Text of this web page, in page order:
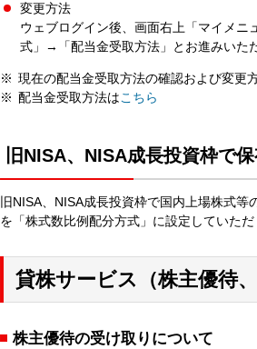
変更方法
ウェブログイン後、画面右上「マイメ
式」→「配当金受取方法」とお進みいた
現在の配当金受取方法の確認および変更
配当金受取方法はこちら
旧NISA、NISA成長投資枠で
旧NISA、NISA成長投資枠で国内上場株式
を「株式数比例配分方式」に設定していた
貸株サービス（株主優待
株主優待の受け取りについて